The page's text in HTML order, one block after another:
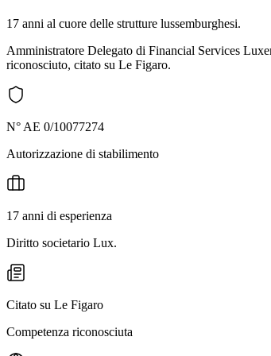
17 anni al cuore delle strutture lussemburghesi.
Amministratore Delegato di Financial Services
riconosciuto, citato su Le Figaro.
N° AE 0/10077274
Autorizzazione di stabilimento
17 anni di esperienza
Diritto societario Lux.
Citato su Le Figaro
Competenza riconosciuta